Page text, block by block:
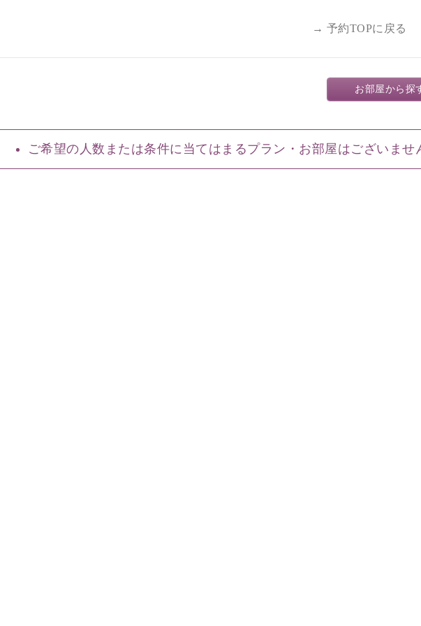
→ 予約TOPに戻る
お部屋から探
ご希望の人数または条件に当てはまるプラン・お部屋はございませ